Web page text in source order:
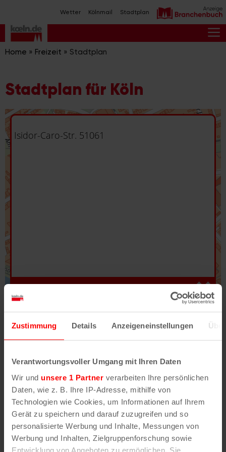
Zustimmung Details Anzeigeneinstellungen
Verantwortungsvoller Umgang mit Ihren Daten
Wir und unsere 1 Partner verarbeiten Ihre persönlichen
Daten, wie z. B. Ihre IP-Adresse, mithilfe von
Technologien wie Cookies, um Informationen auf Ihrem
Gerät zu speichern und darauf zuzugreifen und so
personalisierte Werbung und Inhalte, Messungen von
Werbung und Inhalten, Zielgruppenforschung sowie
Entwicklung von Angeboten zu ermöglichen. Sie
Inhalt
springen
Wetter Kölnmail Stadtplan
Home » Freizeit » Stadtplan
Stadtplan für Köln
Fehler/Problem melden
Darstellung des RVR-Kartenwerks
Stadtplanwerk
erhältst Du unsere koeln.de-Karte mit vielen
weiteren Details wie z.B. Hausnummern.
Unser Stadtplan basiert auf Daten des
OpenStreetMap
-Projekts (
© OpenStreetMap
Mitwirkende
) und von OpenCycleMap.org